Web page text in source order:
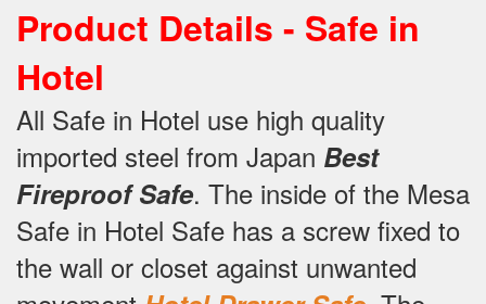
Product Details - Safe in
Hotel
All Safe in Hotel use high quality
imported steel from Japan Best
Fireproof Safe. The inside of the Mesa
Safe in Hotel Safe has a screw fixed to
the wall or closet against unwanted